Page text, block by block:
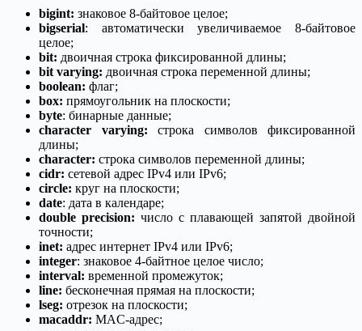
bigint: знаковое 8-байтовое целое;
bigserial: автоматически увеличиваемое 8-байтовое
целое;
bit: двоичная строка фиксированной длины;
bit varying: двоичная строка переменной длины;
boolean: флаг;
box: прямоугольник на плоскости;
byte: бинарные данные;
character varying: строка символов фиксированной
длины;
character: строка символов переменной длины;
cidr: сетевой адрес IPv4 или IPv6;
circle: круг на плоскости;
date: дата в календаре;
double precision: число с плавающей запятой двойной
точности;
inet: адрес интернет IPv4 или IPv6;
integer: знаковое 4-байтное целое число;
interval: временной промежуток;
line: бесконечная прямая на плоскости;
lseg: отрезок на плоскости;
macaddr: MAC-адрес;